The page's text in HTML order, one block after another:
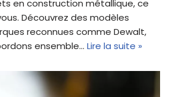
en construction métallique, ce
Découvrez des modèles
reconnues comme Dewalt,
ensemble… Lire la suite »